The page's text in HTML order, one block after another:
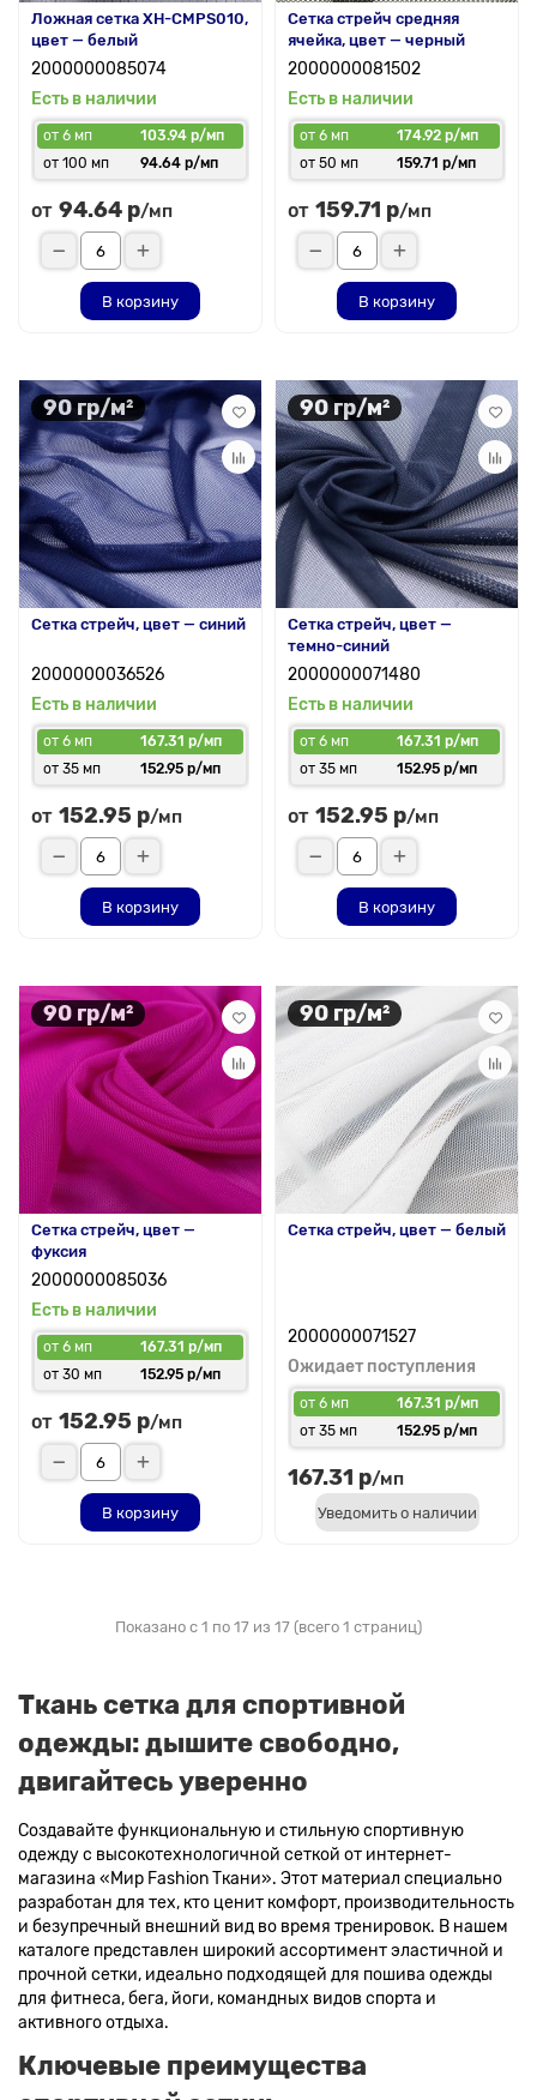
Ложная сетка XH-CMPS010,
цвет — белый
2000000085074
Есть в наличии
от 6 мп
103.94 р/мп
от 100 мп
94.64 р/мп
от 94.64 р/мп
В корзину
Сетка стрейч средняя
ячейка, цвет — черный
2000000081502
Есть в наличии
от 6 мп
174.92 р/мп
от 50 мп
159.71 р/мп
от 159.71 р/мп
В корзину
90 гр/м²
Сетка стрейч, цвет — синий
2000000036526
Есть в наличии
от 6 мп
167.31 р/мп
от 35 мп
152.95 р/мп
от 152.95 р/мп
В корзину
90 гр/м²
Сетка стрейч, цвет —
темно-синий
2000000071480
Есть в наличии
от 6 мп
167.31 р/мп
от 35 мп
152.95 р/мп
от 152.95 р/мп
В корзину
90 гр/м²
Сетка стрейч, цвет —
фуксия
2000000085036
Есть в наличии
от 6 мп
167.31 р/мп
от 30 мп
152.95 р/мп
от 152.95 р/мп
В корзину
90 гр/м²
Сетка стрейч, цвет — белый
2000000071527
Ожидает поступления
от 6 мп
167.31 р/мп
от 35 мп
152.95 р/мп
167.31 р/мп
Уведомить о наличии
Показано с 1 по 17 из 17 (всего 1 страниц)
Ткань сетка для спортивной
одежды: дышите свободно,
двигайтесь уверенно
Создавайте функциональную и стильную спортивную
одежду с высокотехнологичной сеткой от интернет-
магазина «Мир Fashion Ткани». Этот материал специально
разработан для тех, кто ценит комфорт, производительность
и безупречный внешний вид во время тренировок. В нашем
каталоге представлен широкий ассортимент эластичной и
прочной сетки, идеально подходящей для пошива одежды
для фитнеса, бега, йоги, командных видов спорта и
активного отдыха.
Ключевые преимущества